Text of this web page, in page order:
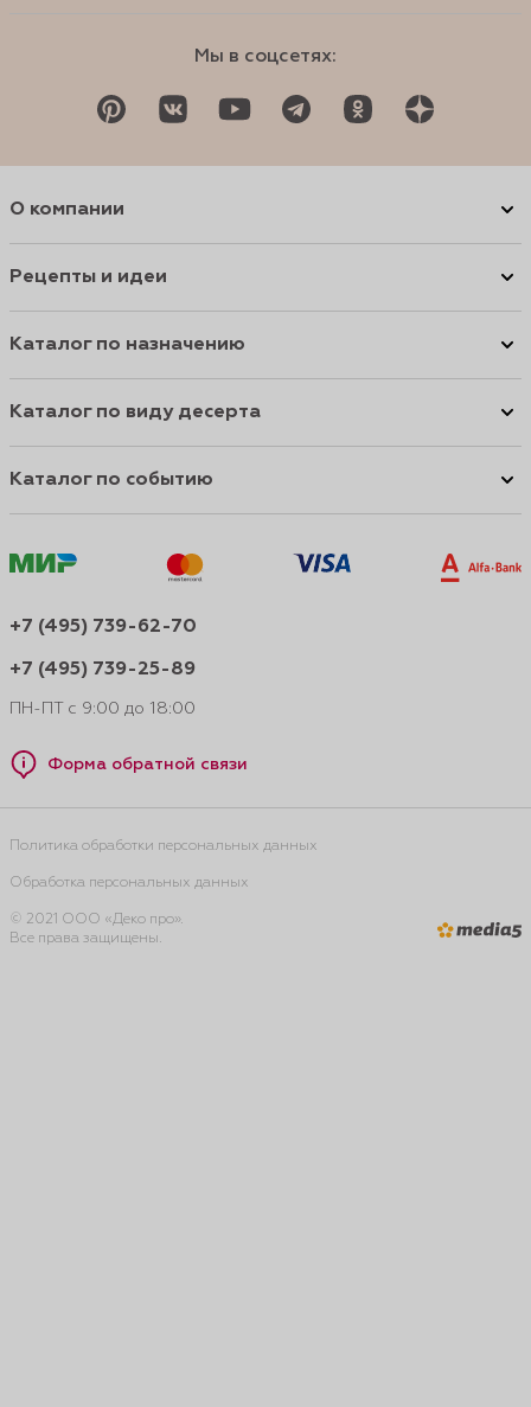
Мы в соцсетях:
О компании
Рецепты и идеи
Каталог по назначению
Каталог по виду десерта
Каталог по событию
+7 (495) 739-62-70
+7 (495) 739-25-89
ПН-ПТ с 9:00 до 18:00
Форма обратной связи
Политика обработки персональных данных
Обработка персональных данных
© 2021 ООО «Деко про».
Все права защищены.